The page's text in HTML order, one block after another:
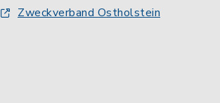
Zweckverband Ostholstein